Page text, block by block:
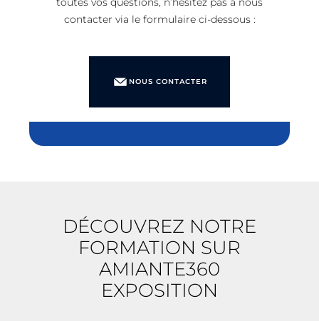
contacter via le formulaire ci-dessous :
NOUS CONTACTER
DÉCOUVREZ NOTRE
FORMATION SUR
AMIANTE360
EXPOSITION